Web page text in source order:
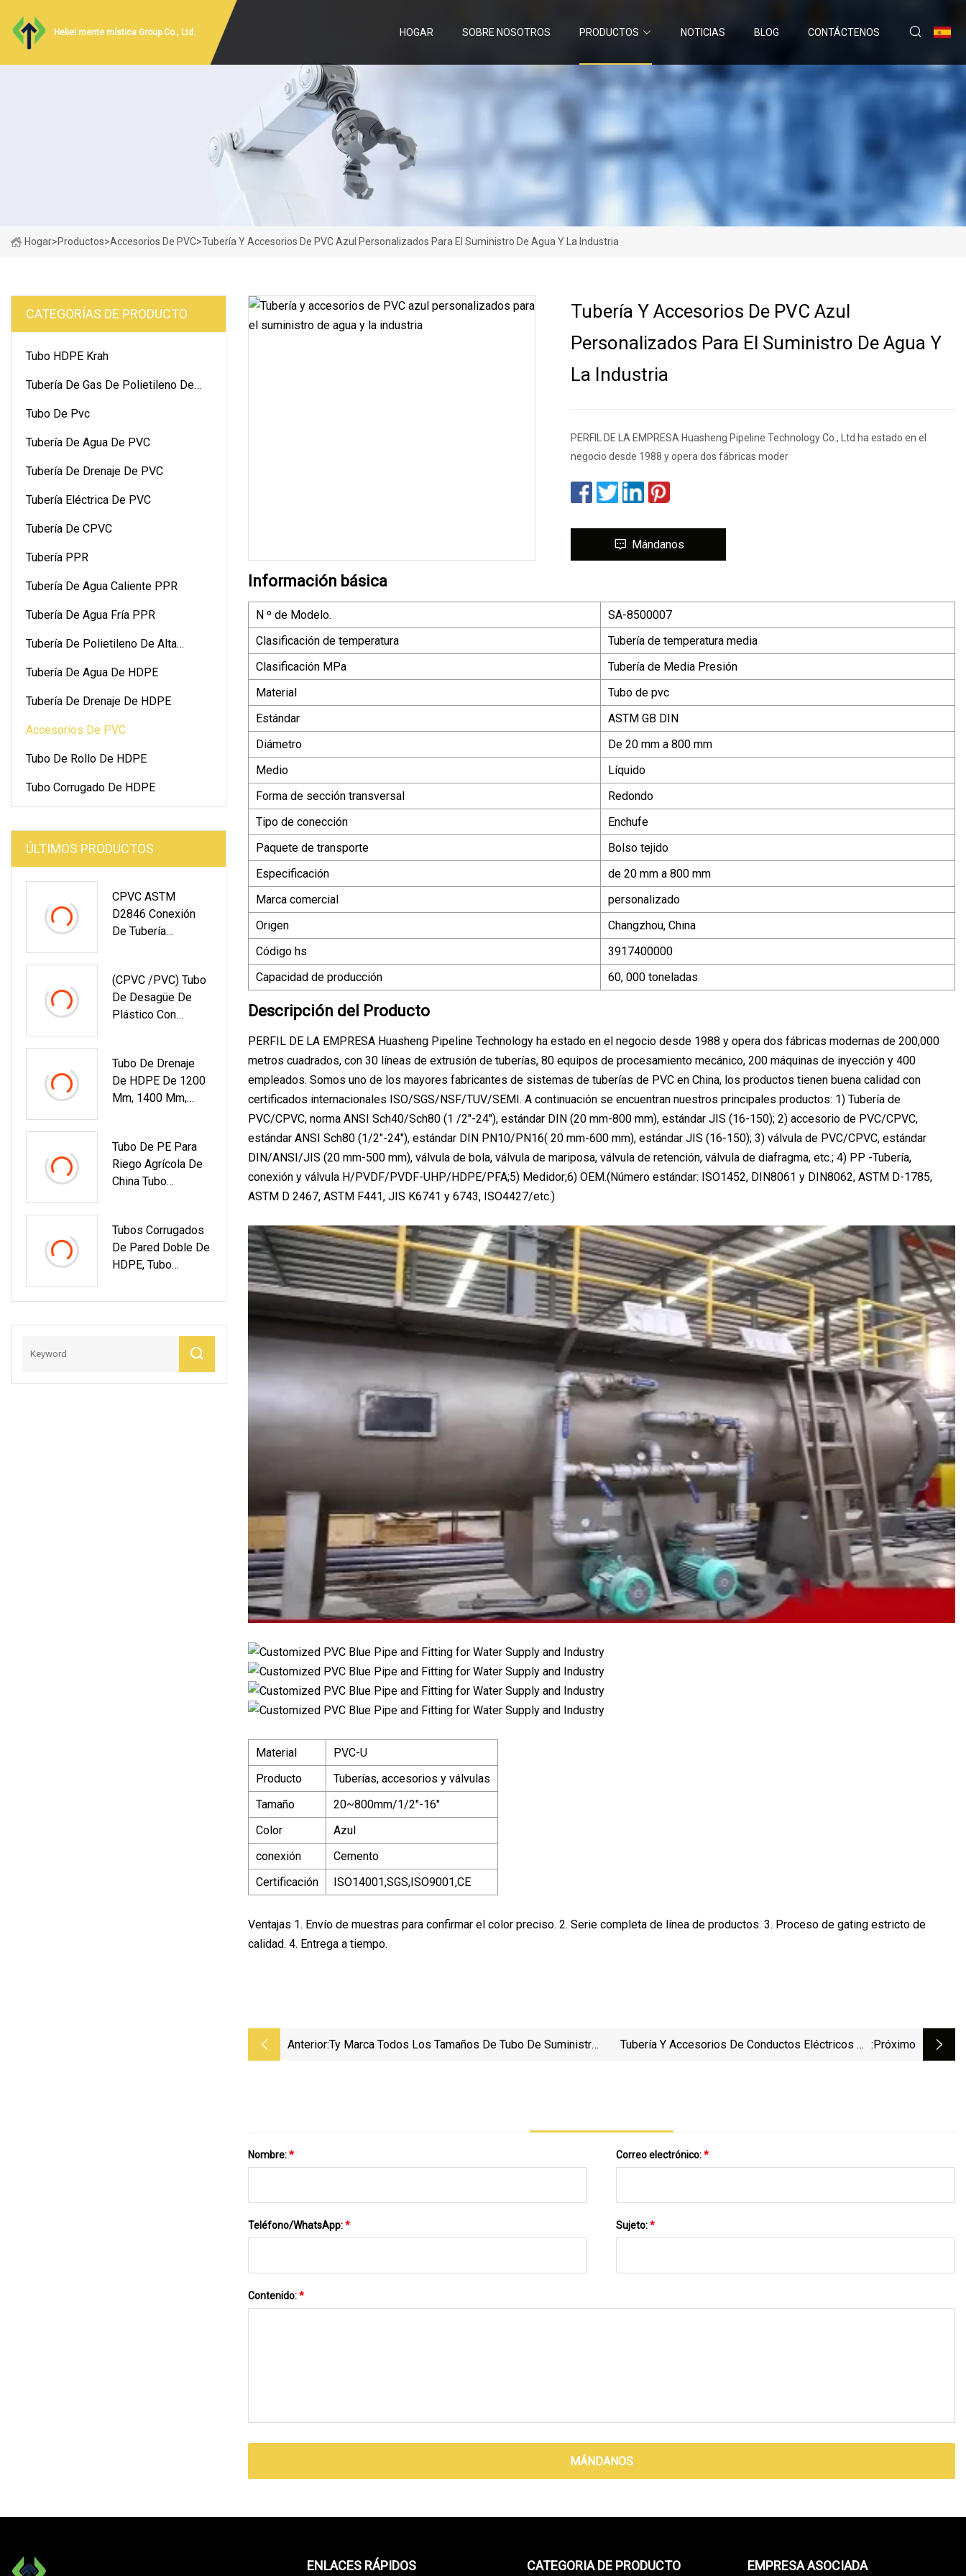
Hebei mente mística Group Co., Ltd. HOGAR SOBRE NOSOTROS PRODUCTOS NOTICIAS BLOG CONTÁCTENOS
Hogar>Productos>Accesorios De PVC>Tubería Y Accesorios De PVC Azul Personalizados Para El Suministro De Agua Y La Industria
CATEGORÍAS DE PRODUCTO
Tubo HDPE Krah
Tubería De Gas De Polietileno De
Tubo De Pvc
Tubería De Agua De PVC
Tubería De Drenaje De PVC
Tubería Eléctrica De PVC
Tubería De CPVC
Tubería PPR
Tubería De Agua Caliente PPR
Tubería De Agua Fría PPR
Tubería De Polietileno De Alta
Tubería De Agua De HDPE
Tubería De Drenaje De HDPE
Accesorios De PVC
Tubo De Rollo De HDPE
Tubo Corrugado De HDPE
ÚLTIMOS PRODUCTOS
CPVC ASTM
D2846 Conexión
De Tubería
Suministro De Agua
Para Cloruro De
Polivinilo/cloruro
(CPVC /PVC) Tubo
De Desagüe De
Plástico Con
Tubo De Drenaje
De HDPE De 1200
Mm, 1400 Mm,
De HDD PE
Tubo De PE Para
Riego Agrícola De
China Tubo
Tubos Corrugados
De Pared Doble De
HDPE, Tubo
Mm Y 160 Mm En
Tubería Y Accesorios De PVC Azul
Personalizados Para El Suministro De Agua Y
La Industria
PERFIL DE LA EMPRESA Huasheng Pipeline Technology Co., Ltd ha estado en el
negocio desde 1988 y opera dos fábricas moder
Mándanos
Información básica
N º de Modelo.
SA-8500007
Clasificación de temperatura
Tubería de temperatura media
Clasificación MPa
Tubería de Media Presión
Material
Tubo de pvc
Estándar
ASTM GB DIN
Diámetro
De 20 mm a 800 mm
Medio
Líquido
Forma de sección transversal
Redondo
Tipo de conección
Enchufe
Paquete de transporte
Bolso tejido
Especificación
de 20 mm a 800 mm
Marca comercial
personalizado
Origen
Changzhou, China
Código hs
3917400000
Capacidad de producción
60, 000 toneladas
Descripción del Producto
PERFIL DE LA EMPRESA Huasheng Pipeline Technology ha estado en el negocio desde 1988 y opera dos fábricas modernas de 200,000
metros cuadrados, con 30 líneas de extrusión de tuberías, 80 equipos de procesamiento mecánico, 200 máquinas de inyección y 400
empleados. Somos uno de los mayores fabricantes de sistemas de tuberías de PVC en China, los productos tienen buena calidad con
certificados internacionales ISO/SGS/NSF/TUV/SEMI. A continuación se encuentran nuestros principales productos: 1) Tubería de
PVC/CPVC, norma ANSI Sch40/Sch80 (1 /2"-24"), estándar DIN (20 mm-800 mm), estándar JIS (16-150); 2) accesorio de PVC/CPVC,
estándar ANSI Sch80 (1/2"-24"), estándar DIN PN10/PN16( 20 mm-600 mm), estándar JIS (16-150); 3) válvula de PVC/CPVC, estándar
DIN/ANSI/JIS (20 mm-500 mm), válvula de bola, válvula de mariposa, válvula de retención, válvula de diafragma, etc.; 4) PP -Tubería,
conexión y válvula H/PVDF/PVDF-UHP/HDPE/PFA;5) Medidor;6) OEM.(Número estándar: ISO1452, DIN8061 y DIN8062, ASTM D-1785,
ASTM D 2467, ASTM F441, JIS K6741 y 6743, ISO4427/etc.)
Material
PVC-U
Producto
Tuberías, accesorios y válvulas
Tamaño
20~800mm/1/2"-16"
Color
Azul
conexión
Cemento
Certificación
ISO14001,SGS,ISO9001,CE
Ventajas 1. Envío de muestras para confirmar el color preciso. 2. Serie completa de línea de productos. 3. Proceso de gating estricto de
calidad. 4. Entrega a tiempo.
Anterior:Ty Marca Todos Los Tamaños De Tubo De Suministro
Tubería Y Accesorios De Conductos Eléctricos De :próximo
Nombre:* Correo electrónico:*
Teléfono/WhatsApp:* Sujeto:*
Contenido:*
MÁNDANOS
ENLACES RÁPIDOS CATEGORIA DE PRODUCTO EMPRESA ASOCIADA